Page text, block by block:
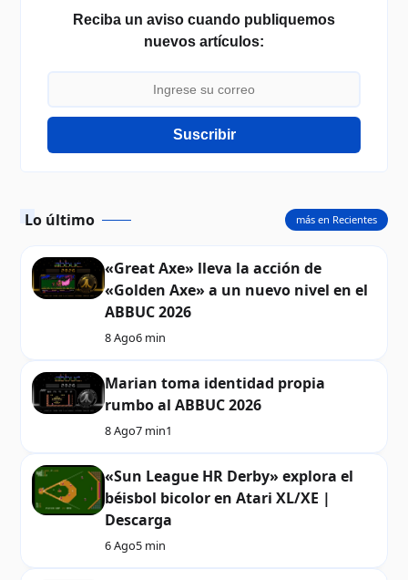
Reciba un aviso cuando publiquemos
nuevos artículos:
Suscribir
Lo último
«Great Axe» lleva la acción de
«Golden Axe» a un nuevo nivel en el
ABBUC 2026
8 Ago6 min
Marian toma identidad propia
rumbo al ABBUC 2026
8 Ago7 min1
«Sun League HR Derby» explora el
béisbol bicolor en Atari XL/XE |
Descarga
6 Ago5 min
más en Recientes